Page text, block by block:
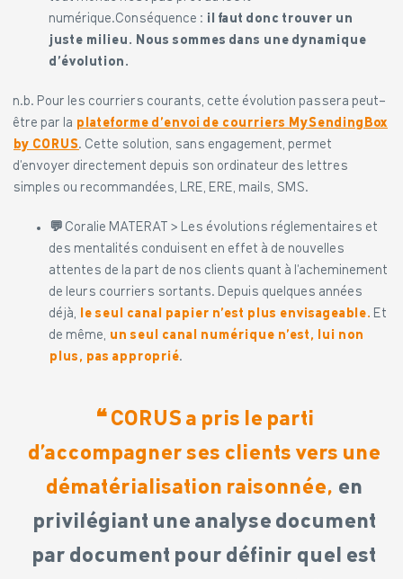
numérique.Conséquence : il faut donc trouver un
juste milieu. Nous sommes dans une dynamique
d’évolution.
n.b. Pour les courriers courants, cette évolution passera peut-
être par la plateforme d’envoi de courriers MySendingBox
by CORUS. Cette solution, sans engagement, permet
d’envoyer directement depuis son ordinateur des lettres
simples ou recommandées, LRE, ERE, mails, SMS.
💬 Coralie MATERAT > Les évolutions réglementaires et
des mentalités conduisent en effet à de nouvelles
attentes de la part de nos clients quant à l’acheminement
de leurs courriers sortants. Depuis quelques années
déjà, le seul canal papier n’est plus envisageable. Et
de même, un seul canal numérique n’est, lui non
plus, pas approprié.
❝ CORUS a pris le parti
d’accompagner ses clients vers une
dématérialisation raisonnée, en
privilégiant une analyse document
par document pour définir quel est